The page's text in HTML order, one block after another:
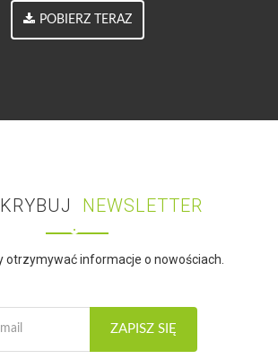
POBIERZ TERAZ
NEWSLETTER
otrzymywać informacje o nowościach.
ZAPISZ SIĘ